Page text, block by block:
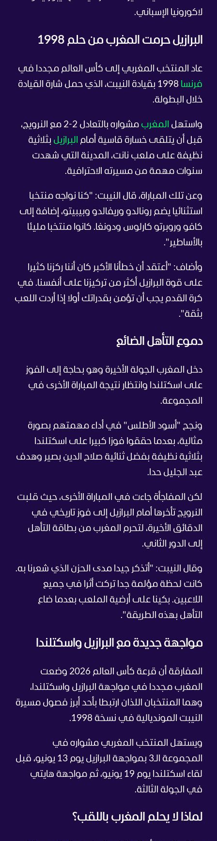
لاكورونيا الإسباني.
البرازيل حرمت المغرب من حلم 1998
عاد المنتخب المغربي إلى كأس العالم مجددا في
فرنسا
1998 بقيادة النيبت، الذي حمل شارة القيادة
خلال البطولة.
واستهل المغرب
مشواره بالتعادل 2-2 مع النرويج،
قبل أن يتلقى خسارة قاسية أمام
البرازيل بثلاثية
نظيفة على ملعب نانت، المدينة التي شهدت
سنوات مهمة من مسيرته الاحترافية.
وعن تلك المباراة، قال النيبت: "كنا نواجه منتخبا
استثنائيا يضم رونالدو وريفالدو وبيبيتو، إضافة إلى
كافو وروبرتو كارلوس ودونغا. كانوا منتخبا مليئا
بالأساطير".
وأضاف: "أعتقد أن خطأنا الأكبر كان أننا ركزنا كثيرا
على قوة البرازيل أكثر من تركيزنا على أنفسنا. في
كرة القدم يجب أن تؤمن بقدراتك أولا إذا أردت اللعب
بثقة".
دموع التأهل الضائع
دخل المغرب الجولة الأخيرة وهو بحاجة إلى الفوز
على اسكتلندا وانتظار نتيجة المباراة الأخرى في
المجموعة.
ونجح "أسود الأطلس" في أداء مهمتهم بصورة
مثالية، بعدما حققوا فوزا كبيرا على اسكتلندا
بثلاثية نظيفة بفضل ثنائية صلاح الدين بصير وهدف
عبد الجليل حدا.
لكن المفاجأة جاءت في المباراة الأخرى، حيث قلبت
النرويج تأخرها أمام البرازيل إلى فوز تاريخي في
الدقائق الأخيرة، لتحرم المغرب من بطاقة التأهل
إلى الدور الثاني.
وقال النيبت: "أتذكر جيدا مدى الحزن الذي شعرنا به.
كانت لحظة مؤلمة جدا تركت أثرا في جميع
اللاعبين. بكينا على أرضية الملعب بعدما ضاع
التأهل بهذه الطريقة".
مواجهة جديدة مع البرازيل واسكتلندا
المفارقة أن قرعة كأس العالم 2026 وضعت
المغرب مجددا في مواجهة البرازيل واسكتلندا،
وهما المنتخبان اللذان ارتبطا بأحد أبرز فصول مسيرة
النيبت المونديالية في نسخة 1998.
ويستهل المنتخب المغربي مشواره في
المجموعة الـ3 بمواجهة البرازيل يوم 13 يونيو، قبل
لقاء اسكتلندا يوم 19 يونيو، ثم مواجهة هايتي
في الجولة الثالثة.
لماذا لا يحلم المغرب باللقب؟